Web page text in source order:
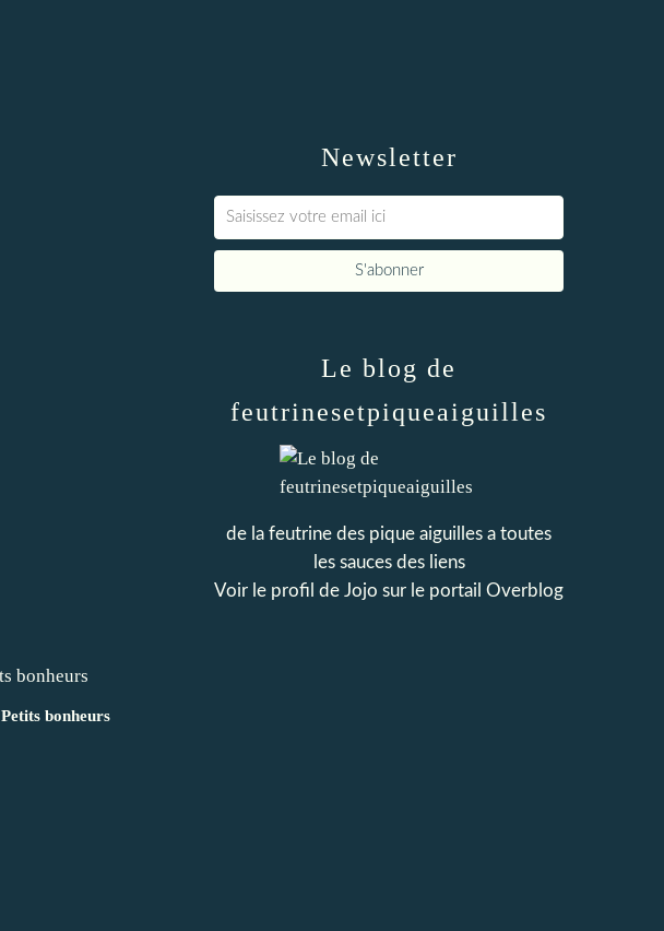
Petits bonheurs
Newsletter
Le blog de
feutrinesetpiqueaiguilles
de la feutrine des pique aiguilles a toutes
les sauces des liens
Voir le profil de Jojo sur le portail Overblog